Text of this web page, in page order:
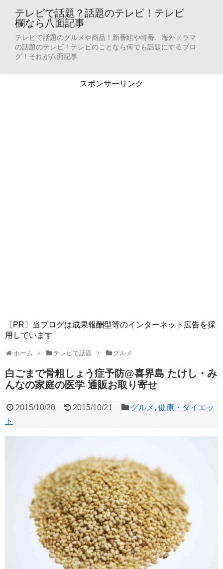
テレビで話題？話題のテレビ！テレビ
欄なら八面記事
テレビで話題のグルメや商品！新番組や特番、海外ドラマ
の話題のテレビ！テレビのことなら何でも話題にするブロ
グ！それが八面記事
スポンサーリンク
〔PR〕当ブログは成果報酬型等のインターネット広告を採
用しています
ホーム テレビで話題 グルメ
白ごまで骨粗しょう症予防@喜界島 たけし・み
んなの家庭の医学 通販お取り寄せ
2015/10/20 2015/10/21 グルメ ,健康・ダイエッ
ト